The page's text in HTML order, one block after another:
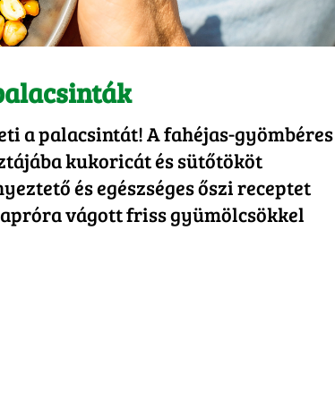
a palacsintát! A fahéjas-gyömbéres
kukoricát és sütőtököt
és egészséges őszi receptet
vágott friss gyümölcsökkel